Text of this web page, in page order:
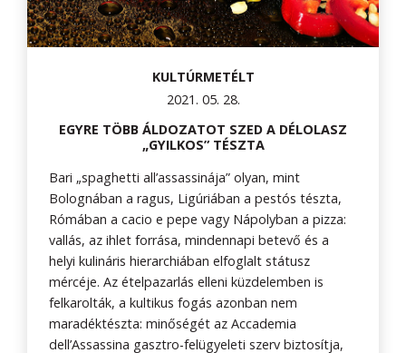
KULTÚRMETÉLT
2021. 05. 28.
EGYRE TÖBB ÁLDOZATOT SZED A DÉLOLASZ
„GYILKOS” TÉSZTA
Bari „spaghetti all’assassinája” olyan, mint
Bolognában a ragus, Ligúriában a pestós tészta,
Rómában a cacio e pepe vagy Nápolyban a pizza:
vallás, az ihlet forrása, mindennapi betevő és a
helyi kulináris hierarchiában elfoglalt státusz
mércéje. Az ételpazarlás elleni küzdelemben is
felkarolták, a kultikus fogás azonban nem
maradéktészta: minőségét az Accademia
dell’Assassina gasztro-felügyeleti szerv biztosítja,